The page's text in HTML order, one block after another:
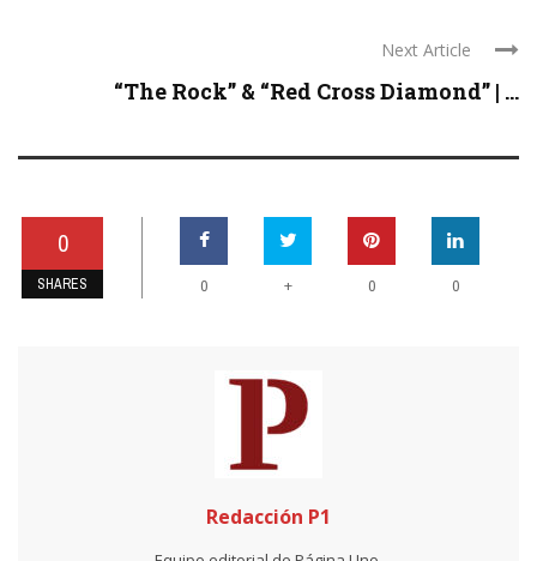
Next Article
“The Rock” & “Red Cross Diamond” | ...
0
SHARES 0 + 0 0
Redacción P1